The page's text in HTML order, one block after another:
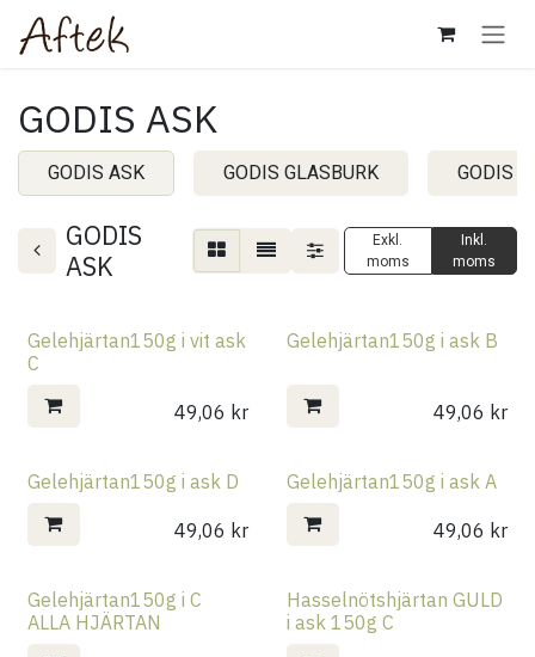
Hoppa till innehåll
GODIS ASK
GODIS ASK GODIS GLASBURK GODIS
GODIS
ASK
Exkl.
moms
Inkl.
moms
Gelehjärtan150g i vit ask
C
49,06 kr
Gelehjärtan150g i ask B
49,06 kr
Gelehjärtan150g i ask D
49,06 kr
Gelehjärtan150g i ask A
49,06 kr
Gelehjärtan150g i C
ALLA HJÄRTAN
Hasselnötshjärtan GULD
i ask 150g C